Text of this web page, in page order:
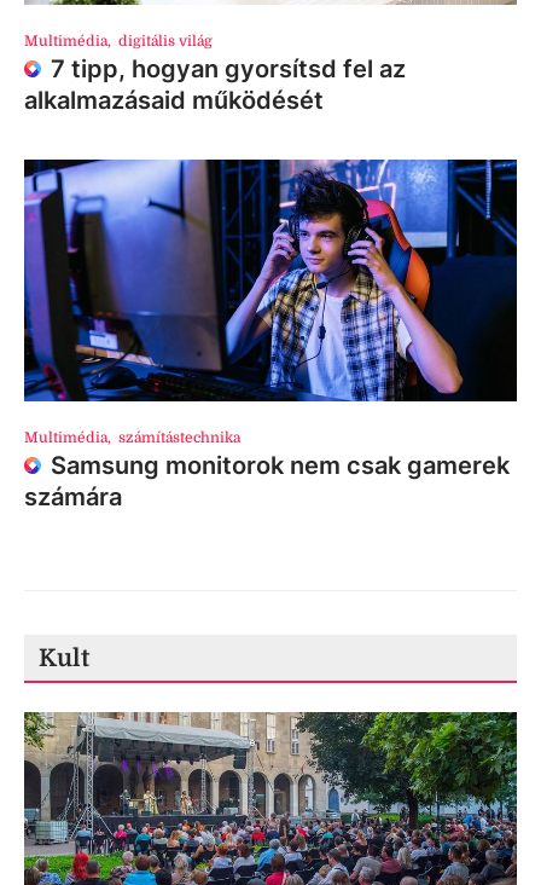
Multimédia, digitális világ
7 tipp, hogyan gyorsítsd fel az
alkalmazásaid működését
Multimédia, számítástechnika
Samsung monitorok nem csak gamerek
számára
Kult